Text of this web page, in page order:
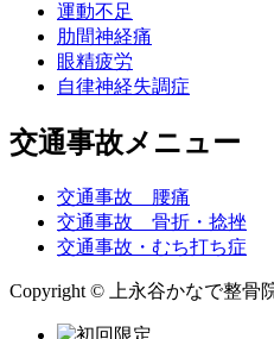
運動不足
肋間神経痛
眼精疲労
自律神経失調症
交通事故メニュー
交通事故 腰痛
交通事故 骨折・捻挫
交通事故・むち打ち症
Copyright © 上永谷かなで整骨